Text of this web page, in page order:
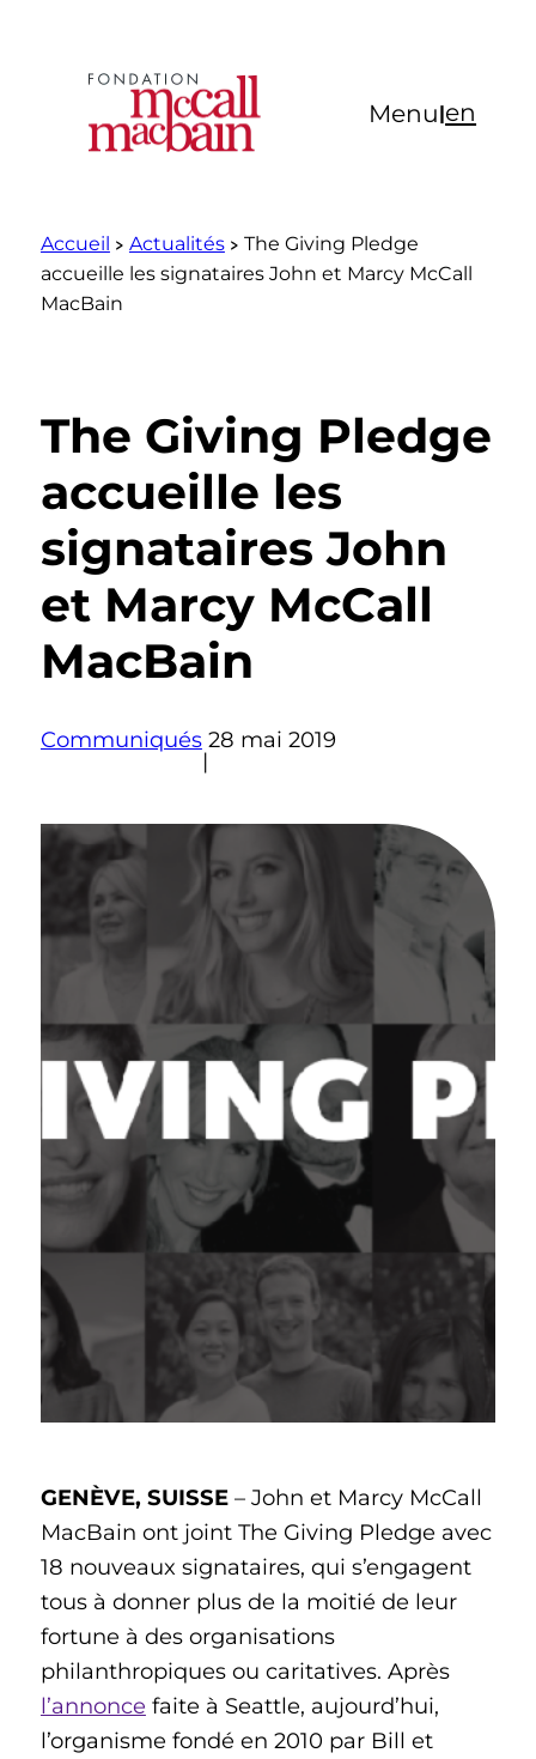
Menu|en
Accueil Actualités
The Giving Pledge
accueille les signataires John et Marcy McCall
MacBain
The Giving Pledge
accueille les
signataires John
et Marcy McCall
MacBain
Communiqués
|
28 mai 2019
GENÈVE, SUISSE– John et Marcy McCall
MacBain ont joint The Giving Pledge avec
18 nouveaux signataires, qui s’engagent
tous à donner plus de la moitié de leur
fortune à des organisations
philanthropiques ou caritatives. Après
l’annonce faite à Seattle, aujourd’hui,
l’organisme fondé en 2010 par Bill et